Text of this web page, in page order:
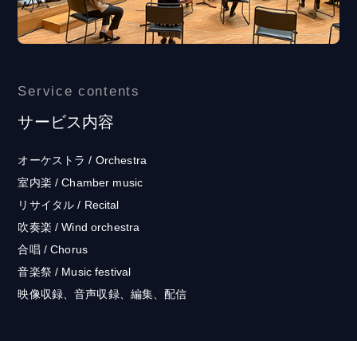
Service contents
サービス内容
オーケストラ / Orchestra
室内楽 / Chamber music
リサイタル / Recital
吹奏楽 / Wind orchestra
合唱 / Chorus
音楽祭 / Music festival
映像収録、音声収録、編集、配信